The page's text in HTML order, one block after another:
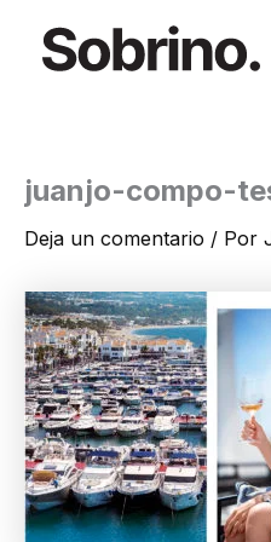
contenido
juanjo-compo-
Deja un comentario / Por